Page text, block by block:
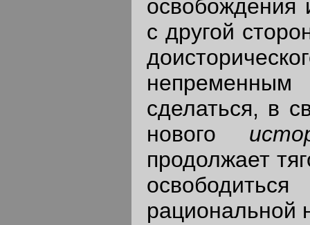
освобождения
с другой
сделаться, в
нового
продолжает
рациональной